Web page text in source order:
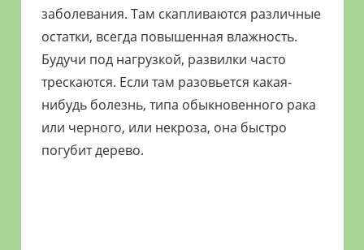
заболевания. Там скапливаются различные
остатки, всегда повышенная влажность.
Будучи под нагрузкой, развилки часто
трескаются. Если там разовьется какая-
нибудь болезнь, типа обыкновенного рака
или черного, или некроза, она быстро
погубит дерево.